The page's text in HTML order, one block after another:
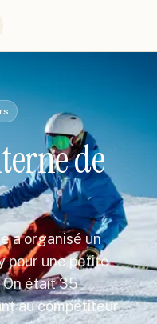
de
a organisé un
pour une petite
On était 35
au compétiteur